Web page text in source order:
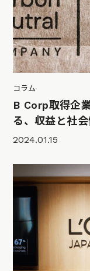
コラム
B Corp取得企
る、収益と社
2024.01.15